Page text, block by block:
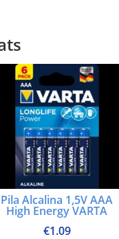
Pila Alcalina 1,5V AAA
High Energy VARTA
€1.09